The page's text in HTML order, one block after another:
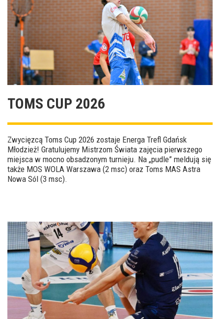
TOMS CUP 2026
Zwycięzcą Toms Cup 2026 zostaje Energa Trefl Gdańsk
Młodzież! Gratulujemy Mistrzom Świata zajęcia pierwszego
miejsca w mocno obsadzonym turnieju. Na „pudle” meldują się
także MOS WOLA Warszawa (2 msc) oraz Toms MAS Astra
Nowa Sól (3 msc).